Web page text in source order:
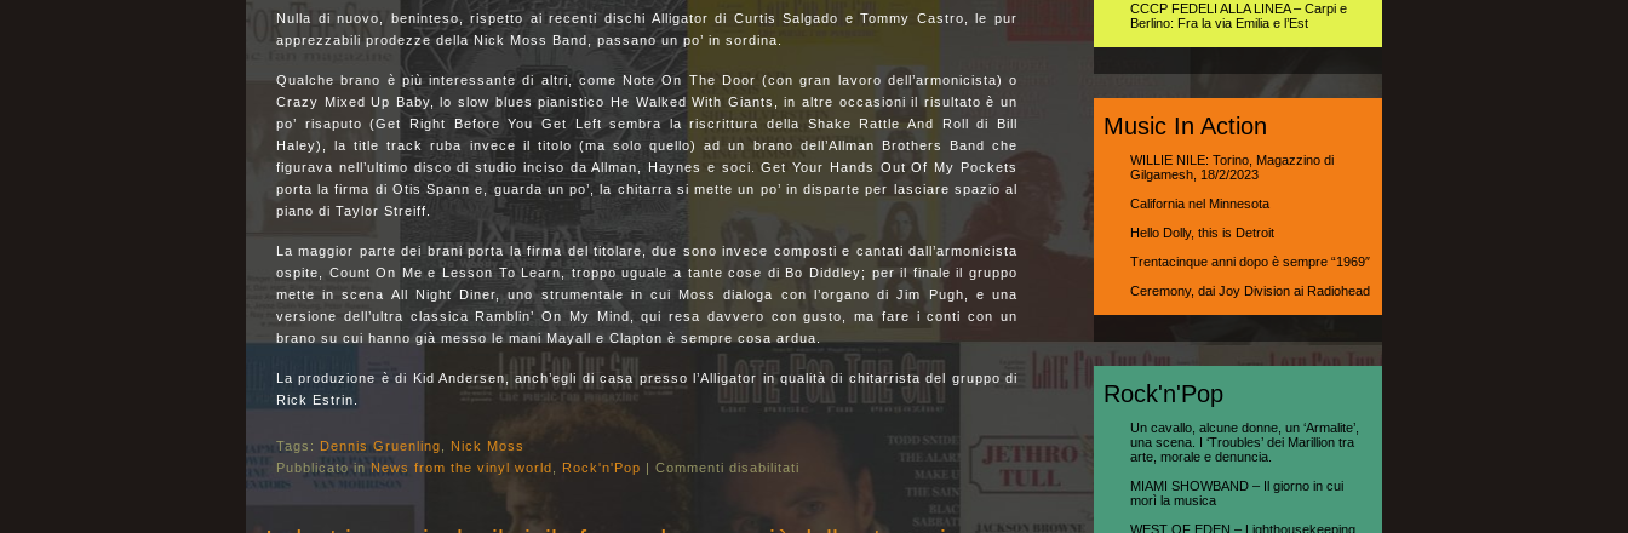
Nulla di nuovo, beninteso, rispetto ai recenti dischi Alligator di Curtis Salgado e Tommy Castro, le pur
apprezzabili prodezze della Nick Moss Band, passano un po’ in sordina.
Qualche brano è più interessante di altri, come Note On The Door (con gran lavoro dell’armonicista) o
Crazy Mixed Up Baby, lo slow blues pianistico He Walked With Giants, in altre occasioni il risultato è un
po’ risaputo (Get Right Before You Get Left sembra la riscrittura della Shake Rattle And Roll di Bill
Haley), la title track ruba invece il titolo (ma solo quello) ad un brano dell’Allman Brothers Band che
figurava nell’ultimo disco di studio inciso da Allman, Haynes e soci. Get Your Hands Out Of My Pockets
porta la firma di Otis Spann e, guarda un po’, la chitarra si mette un po’ in disparte per lasciare spazio al
piano di Taylor Streiff.
La maggior parte dei brani porta la firma del titolare, due sono invece composti e cantati dall’armonicista
ospite, Count On Me e Lesson To Learn, troppo uguale a tante cose di Bo Diddley; per il finale il gruppo
mette in scena All Night Diner, uno strumentale in cui Moss dialoga con l’organo di Jim Pugh, e una
versione dell’ultra classica Ramblin’ On My Mind, qui resa davvero con gusto, ma fare i conti con un
brano su cui hanno già messo le mani Mayall e Clapton è sempre cosa ardua.
La produzione è di Kid Andersen, anch’egli di casa presso l’Alligator in qualità di chitarrista del gruppo di
Rick Estrin.
Tags: Dennis Gruenling
Nick Moss
Pubblicato in News from the vinyl world Rock'n'Pop | Commenti disabilitati
CCCP FEDELI ALLA LINEA – Carpi e
Berlino: Fra la via Emilia e l’Est
Music In Action
WILLIE NILE: Torino, Magazzino di
Gilgamesh, 18/2/2023
California nel Minnesota
Hello Dolly, this is Detroit
Trentacinque anni dopo è sempre “1969″
Ceremony, dai Joy Division ai Radiohead
Rock'n'Pop
Un cavallo, alcune donne, un ‘Armalite’,
una scena. I ‘Troubles’ dei Marillion tra
arte, morale e denuncia.
MIAMI SHOWBAND – Il giorno in cui
morì la musica
WEST OF EDEN – Lighthousekeeping